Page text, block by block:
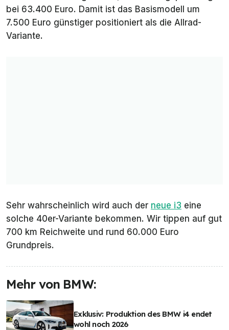
bei 63.400 Euro. Damit ist das Basismodell um
7.500 Euro günstiger positioniert als die Allrad-
Variante.
Sehr wahrscheinlich wird auch der neue i3 eine
solche 40er-Variante bekommen. Wir tippen auf gut
700 km Reichweite und rund 60.000 Euro
Grundpreis.
Mehr von BMW:
Exklusiv: Produktion des BMW i4 endet
wohl noch 2026